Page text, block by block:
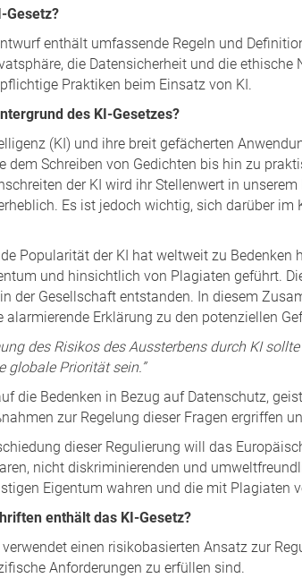
Gesetz?
enthält umfassende Regeln und
die Datensicherheit und die
Praktiken beim Einsatz von KI.
des KI-Gesetzes?
(KI) und ihre breit gefächerten
dem Schreiben von Gedichten bis hin zu
der KI wird ihr Stellenwert in
Es ist jedoch wichtig, sich darüber
Popularität der KI hat weltweit zu
und hinsichtlich von Plagiaten geführt.
der Gesellschaft entstanden. In diesem
alarmierende Erklärung zu den potenziellen
des Risikos des Aussterbens durch KI
globale Priorität sein.’’
die Bedenken in Bezug auf Datenschutz,
zur Regelung dieser Fragen ergriffen
dieser Regulierung will das
nicht diskriminierenden und
Eigentum wahren und die mit Plagiaten
enthält das KI-Gesetz?
verwendet einen risikobasierten Ansatz zur
Anforderungen zu erfüllen sind.